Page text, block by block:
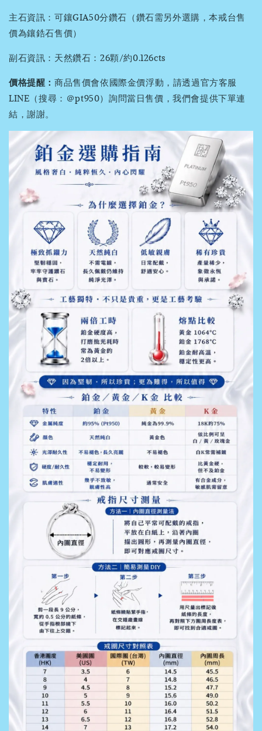
主石資訊：可鑲GIA50分鑽石（鑽石需另外選購，本戒台售
價為鑲鋯石售價）
副石資訊：天然鑽石：26顆/約0.126cts
價格提醒： 商品售價會依國際金價浮動，請透過官方客服
LINE（搜尋：＠pt950）詢問當日售價，我們會提供下單連
結，謝謝。